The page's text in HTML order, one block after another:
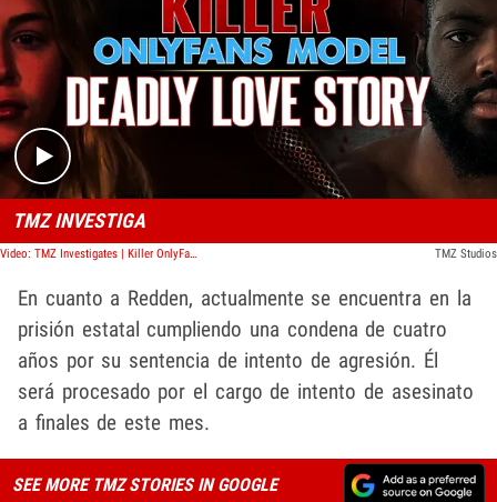
Play video content
TMZ INVESTIGA
Video: TMZ Investigates | Killer OnlyFans Model: Deadly Love Story TMZ Studios
En cuanto a Redden, actualmente se encuentra en la
prisión estatal cumpliendo una condena de cuatro
años por su sentencia de intento de agresión. Él
será procesado por el cargo de intento de asesinato
a finales de este mes.
SEE MORE TMZ STORIES IN GOOGLE